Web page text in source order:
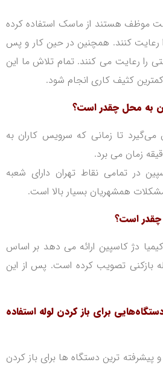
موظف هستند از ماسک استفاده کرده
رعایت کنند. همچنین در حین کار و پس
را رعایت می کنند. تمام تلاش ما این
کثیف کاری انجام شود.
به محل چقدر است؟
تا زمانی که سرویس کاران به
در تمامی نقاط تهران دارای شعبه
همشهریان بسیار بالا است.
چقدر است؟
دژ کاسپین ارائه می دهد بر اساس
بازکنی تصویب کرده است. پس از این
برای باز کردن لوله استفاده
پیشرفته ترین دستگاه ها برای باز کردن